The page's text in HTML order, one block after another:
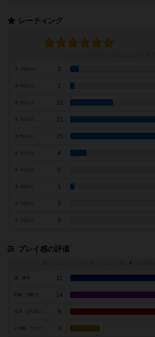
レーティング
2
9点の人 1
10
7点の人 21
26
4
0
1
0
0
プレイ感の評価
※
11
14
交渉・立ち回り 9
3